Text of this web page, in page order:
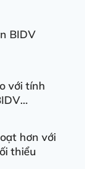
BIDV
với tính
hơn với
thiểu